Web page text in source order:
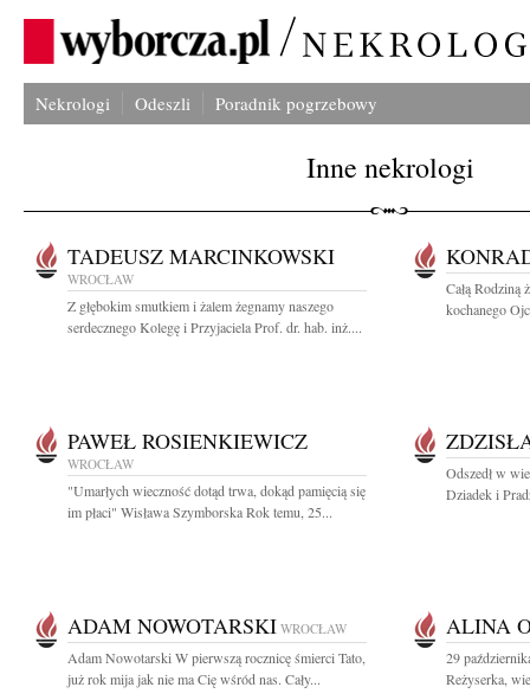
Nekrologi Odeszli Poradnik pogrzebowy
Inne nekrologi
TADEUSZ MARCINKOWSKI
WROCŁAW
Z głębokim smutkiem i żalem żegnamy naszego
serdecznego Kolegę i Przyjaciela Prof. dr. hab. inż....
Całą Rodziną
kochanego
PAWEŁ ROSIENKIEWICZ
WROCŁAW
"Umarłych wieczność dotąd trwa, dokąd pamięcią się
im płaci" Wisława Szymborska Rok temu, 25...
Odszedł w
Dziadek i
ADAM NOWOTARSKI WROCŁAW
Adam Nowotarski W pierwszą rocznicę śmierci Tato,
już rok mija jak nie ma Cię wśród nas. Cały...
ALINA
29
Reżyserka,